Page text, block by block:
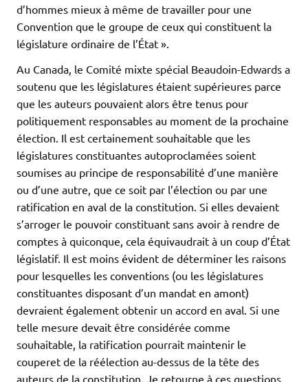
d’hommes mieux à même de travailler pour une
Convention que le groupe de ceux qui constituent la
législature ordinaire de l’État ».
Au Canada, le Comité mixte spécial Beaudoin-Edwards a
soutenu que les législatures étaient supérieures parce
que les auteurs pouvaient alors être tenus pour
politiquement responsables au moment de la prochaine
élection. Il est certainement souhaitable que les
législatures constituantes autoproclamées soient
soumises au principe de responsabilité d’une manière
ou d’une autre, que ce soit par l’élection ou par une
ratification en aval de la constitution. Si elles devaient
s’arroger le pouvoir constituant sans avoir à rendre de
comptes à quiconque, cela équivaudrait à un coup d’État
législatif. Il est moins évident de déterminer les raisons
pour lesquelles les conventions (ou les législatures
constituantes disposant d’un mandat en amont)
devraient également obtenir un accord en aval. Si une
telle mesure devait être considérée comme
souhaitable, la ratification pourrait maintenir le
couperet de la réélection au-dessus de la tête des
auteurs de la constitution. Je retourne à ces questions